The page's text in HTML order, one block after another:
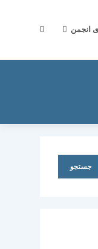
انجمن جستجوی
جستجو